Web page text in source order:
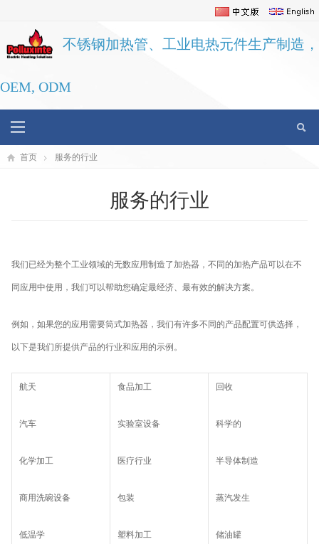
不锈钢加热管、工业电热元件生产制造，
OEM, ODM
首页 服务的行业
服务的行业
我们已经为整个工业领域的无数应用制造了加热器，不同的加热产品可以在不
同应用中使用，我们可以帮助您确定最经济、最有效的解决方案。
例如，如果您的应用需要筒式加热器，我们有许多不同的产品配置可供选择，
以下是我们所提供产品的行业和应用的示例。
航天
汽车
化学加工
商用洗碗设备
低温学
食品加工
实验室设备
医疗行业
包装
塑料加工
回收
科学的
半导体制造
蒸汽发生
储油罐